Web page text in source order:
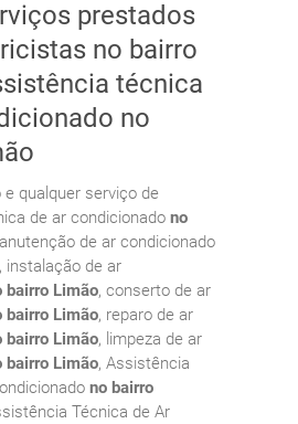
prestados
no bairro
técnica
no
qualquer serviço de
de ar condicionado no
de ar condicionado
, instalação de ar
bairro Limão, conserto de ar
bairro Limão, reparo de ar
bairro Limão, limpeza de ar
bairro Limão, Assistência
no bairro
Técnica de Ar